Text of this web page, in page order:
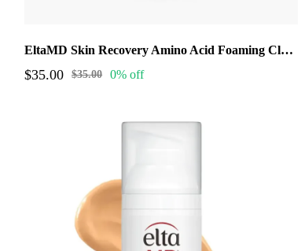
EltaMD Skin Recovery Amino Acid Foaming Cleanser (5 fl. oz)
$35.00 $35.00 0% off